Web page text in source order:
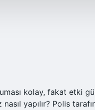
kolay, fakat etki
yapılır? Polis